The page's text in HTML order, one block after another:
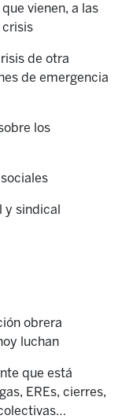
vienen, a las
crisis
de otra
de emergencia
los
y sindical
obrera
luchan
que está
EREs, cierres,